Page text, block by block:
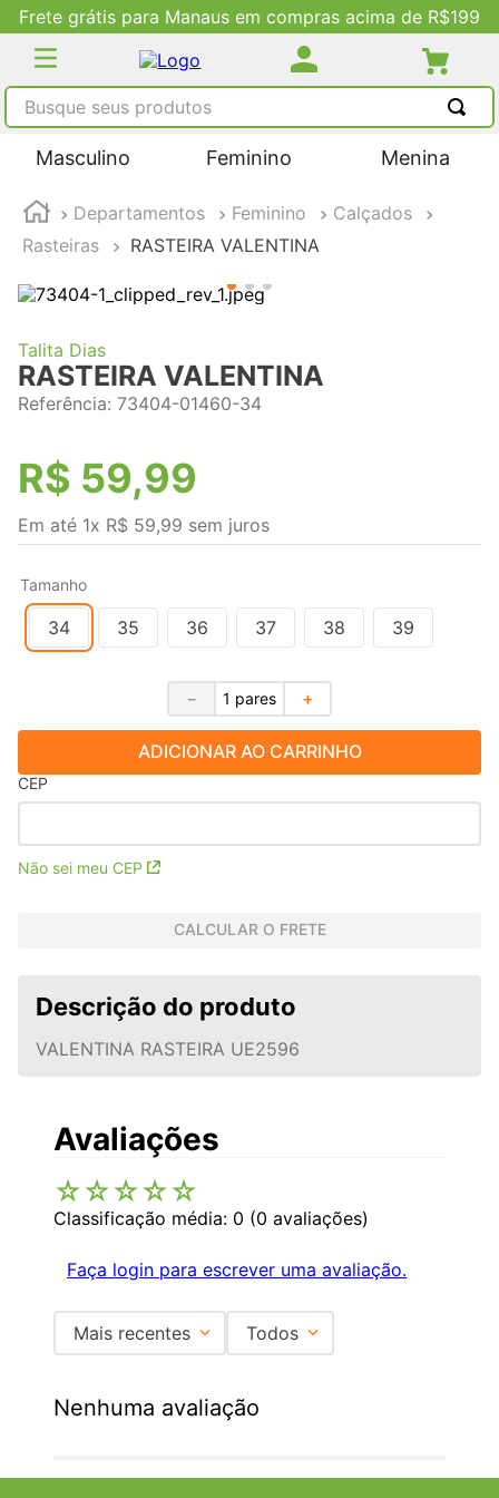
Frete grátis para Manaus em compras acima de R$199
Busque seus produtos
Masculino Feminino Menina
Departamentos Feminino
Calçados
Rasteiras
RASTEIRA VALENTINA
Talita Dias
RASTEIRA VALENTINA
Referência: 73404-01460-34
R$ 59,99
Em até 1x R$ 59,99 sem juros
Tamanho
34 35 36 37 38 39
＋
－
ADICIONAR AO CARRINHO
CEP
Não sei meu CEP
CALCULAR O FRETE
Descrição do produto
VALENTINA RASTEIRA UE2596
Avaliações
☆☆☆☆☆
Classificação média: 0 (0 avaliações)
Faça login para escrever uma avaliação.
Mais recentes Todos
Nenhuma avaliação
TERMOS MAIS BUSCADOS
2
tenis feminino
4º
adidas
5
tenis